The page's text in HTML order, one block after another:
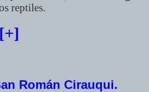
reptiles.
Román Cirauqui.